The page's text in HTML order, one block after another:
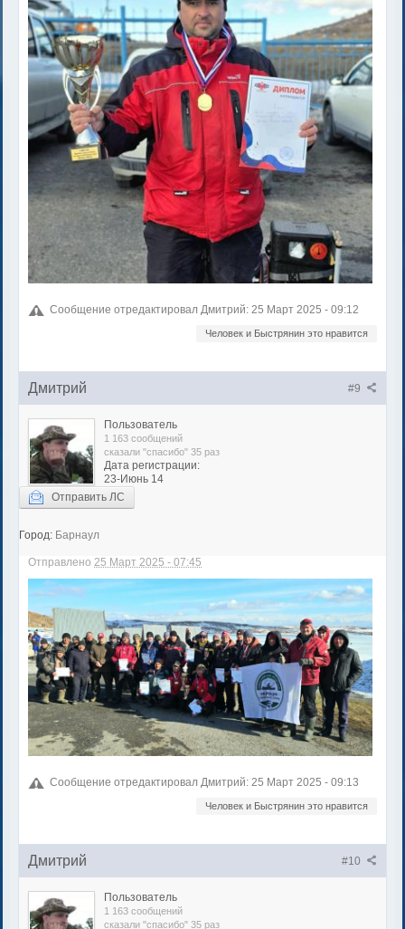
Сообщение отредактировал Дмитрий: 25 Март 2025 - 09:12
Человек и Быстрянин это нравится
#9
Дмитрий
Пользователь
1 163 сообщений
сказали "спасибо" 35 раз
Дата регистрации:
23-Июнь 14
Отправить ЛС
Город: Барнаул
Отправлено 25 Март 2025 - 07:45
Сообщение отредактировал Дмитрий: 25 Март 2025 - 09:13
Человек и Быстрянин это нравится
#10
Дмитрий
Пользователь
1 163 сообщений
сказали "спасибо" 35 раз